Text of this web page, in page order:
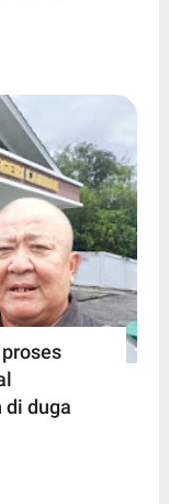
di duga